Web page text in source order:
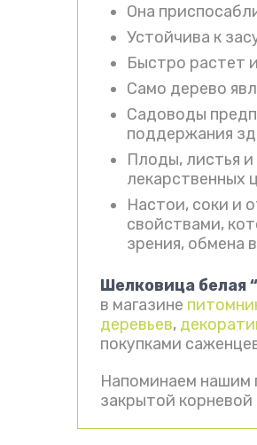
Она
Устойчива к
Быстро растет
Само дерево
Садоводы
поддержания
Плоды, листья
лекарственных
Настои, соки и
свойствами,
зрения, обмена
Шелковица белая
в магазине
деревьев,
покупками
Напоминаем нашим
закрытой корневой